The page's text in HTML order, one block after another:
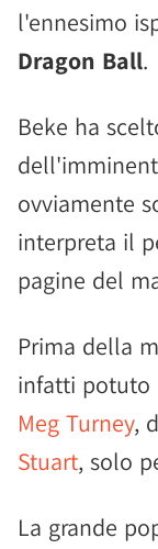
l'ennesimo
Dragon Ball.
Beke ha
ovviamente
interpreta il
pagine del
Prima della
infatti potuto
Meg Turney,
Stuart, solo
La grande